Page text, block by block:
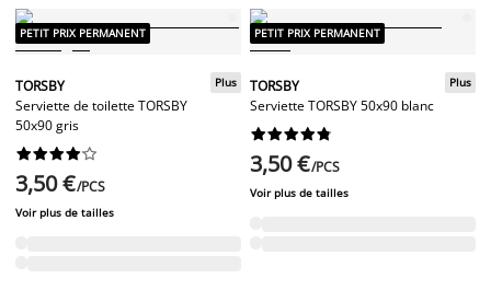
PETIT PRIX PERMANENT
TORSBY
Serviette de toilette TORSBY
50x90 gris
Plus






3,50 €/PCS
Voir plus de tailles
PETIT PRIX PERMANENT
TORSBY
Serviette TORSBY 50x90 blanc
Plus






3,50 €/PCS
Voir plus de tailles